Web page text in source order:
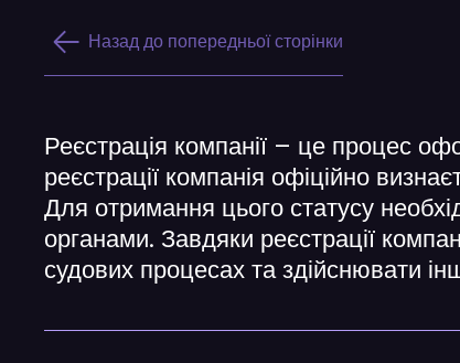
Назад до попередньої сторінки
Реєстрація компанії – це процес
реєстрації компанія офіційно
Для отримання цього статусу
органами. Завдяки реєстрації
судових процесах та здійснювати